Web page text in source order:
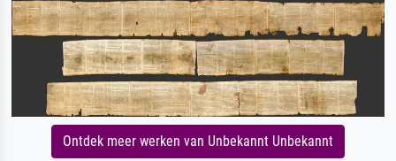
Ontdek meer werken van Unbekannt Unbekannt